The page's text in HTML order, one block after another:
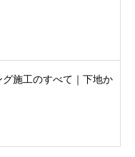
施工のすべて｜下地か